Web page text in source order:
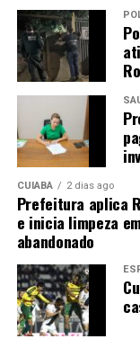
CUIABÁ 2 dias ago
Prefeitura aplica
e inicia limpeza
abandonado